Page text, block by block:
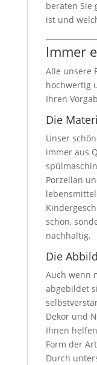
beraten Sie
ist und
Immer
Alle unsere
hochwertig
Ihren
Die
Unser
immer aus
Porzellan
schön,
nachhaltig.
Die
Auch wenn
abgebildet
Dekor und
Ihnen
Form der
Durch